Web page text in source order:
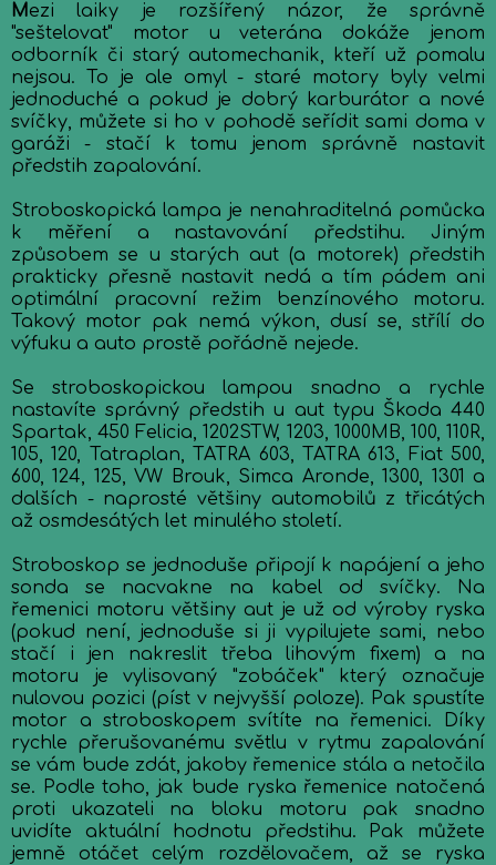
Mezi laiky je rozšířený názor, že správně
"seštelovat" motor u veterána dokáže jenom
odborník či starý automechanik, kteří už pomalu
nejsou. To je ale omyl - staré motory byly velmi
jednoduché a pokud je dobrý karburátor a nové
svíčky, můžete si ho v pohodě seřídit sami doma v
garáži - stačí k tomu jenom správně nastavit
předstih zapalování.
Stroboskopická lampa je nenahraditelná pomůcka
k měření a nastavování předstihu. Jiným
způsobem se u starých aut (a motorek) předstih
prakticky přesně nastavit nedá a tím pádem ani
optimální pracovní režim benzínového motoru.
Takový motor pak nemá výkon, dusí se, střílí do
výfuku a auto prostě pořádně nejede.
Se stroboskopickou lampou snadno a rychle
nastavíte správný předstih u aut typu Škoda 440
Spartak, 450 Felicia, 1202STW, 1203, 1000MB, 100, 110R,
105, 120, Tatraplan, TATRA 603, TATRA 613, Fiat 500,
600, 124, 125, VW Brouk, Simca Aronde, 1300, 1301 a
dalších - naprosté většiny automobilů z třicátých
až osmdesátých let minulého století.
Stroboskop se jednoduše připojí k napájení a jeho
sonda se nacvakne na kabel od svíčky. Na
řemenici motoru většiny aut je už od výroby ryska
(pokud není, jednoduše si ji vypilujete sami, nebo
stačí i jen nakreslit třeba lihovým fixem) a na
motoru je vylisovaný "zobáček" který označuje
nulovou pozici (píst v nejvyšší poloze). Pak spustíte
motor a stroboskopem svítíte na řemenici. Díky
rychle přerušovanému světlu v rytmu zapalování
se vám bude zdát, jakoby řemenice stála a netočila
se. Podle toho, jak bude ryska řemenice natočená
proti ukazateli na bloku motoru pak snadno
uvidíte aktuální hodnotu předstihu. Pak můžete
jemně otáčet celým rozdělovačem, až se ryska